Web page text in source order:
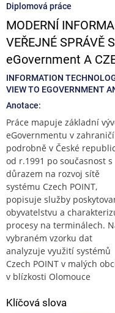
Diplomová práce
MODERNÍ
VEŘEJNÉ SPRÁVĚ
eGovernment A
INFORMATION
VIEW TO EGOVERNMENT
Anotace:
Práce mapuje základní
eGovernmentu v
podrobně v České
od r.1991 po současnost s
důrazem na rozvoj sítě
systému Czech POINT,
popisuje služby
obyvatelstvu a
procesy na terminálech.
vybraném vzorku dat
analyzuje využití systémů
Czech POINT v malých
v blízkosti Olomouce
Klíčová slova